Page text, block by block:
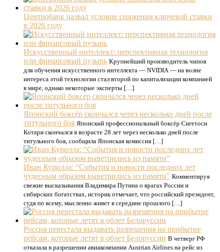
Центробанк назвал условие снижения ключевой ставки
в 2026 году
Искусственный интеллект: перспективная технология
или финансовый пузырь Крупнейший производитель чипов
для обучения искусственного интеллекта — NVIDIA — на волне
интереса этой технологии стал второй по капитализации компанией
в мире, однако некоторые эксперты […]
Японский боксёр скончался через несколько дней после
титульного боя Японский профессиональный боксёр Сигетоси
Котари скончался в возрасте 28 лет через несколько дней после
титульного боя, сообщила Японская комиссия […]
Иван Курилла: “События и новости последних лет
чудесным образом выветрились из памяти” Комментируя
свежие высказывания Владимира Путина о врагах России и
сибирских богатствах, историк отмечает, что российский президент,
судя по всему, мысленно живет в середине прошлого […]
Россия перестала выдавать разрешения на прибытие
рейсам, которые летят в облет Белоруссии В четверг РФ
отказала в разрешении авиакомпании Austrian Airlines на рейс из